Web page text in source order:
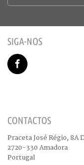
SIGA-NOS
CONTACTOS
Praceta José Régio, 8A
2720-330 Amadora
Portugal